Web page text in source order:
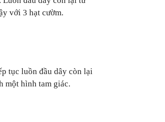
với 3 hạt cườm.
tục luồn đầu dây còn lại
một hình tam giác.